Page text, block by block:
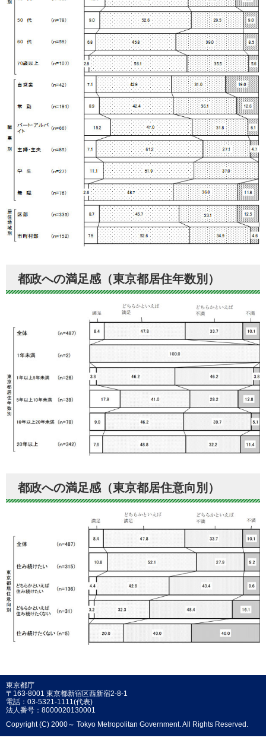
都政への満足感（東京都居住年数別）
都政への満足感（東京都居住意向別）
東京都庁
〒163-8001 東京都新宿区西新宿2-8-1
電話：03-5321-1111(代表)
法人番号：8000020130001
Copyright (C) 2000～ Tokyo Metropolitan Government. All Rights Reserved.